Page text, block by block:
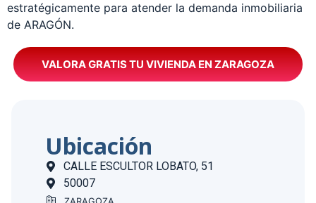
estratégicamente para atender la demanda inmobiliaria
de ARAGÓN.
VALORA GRATIS TU VIVIENDA EN ZARAGOZA
Ubicación
CALLE ESCULTOR LOBATO, 51
50007